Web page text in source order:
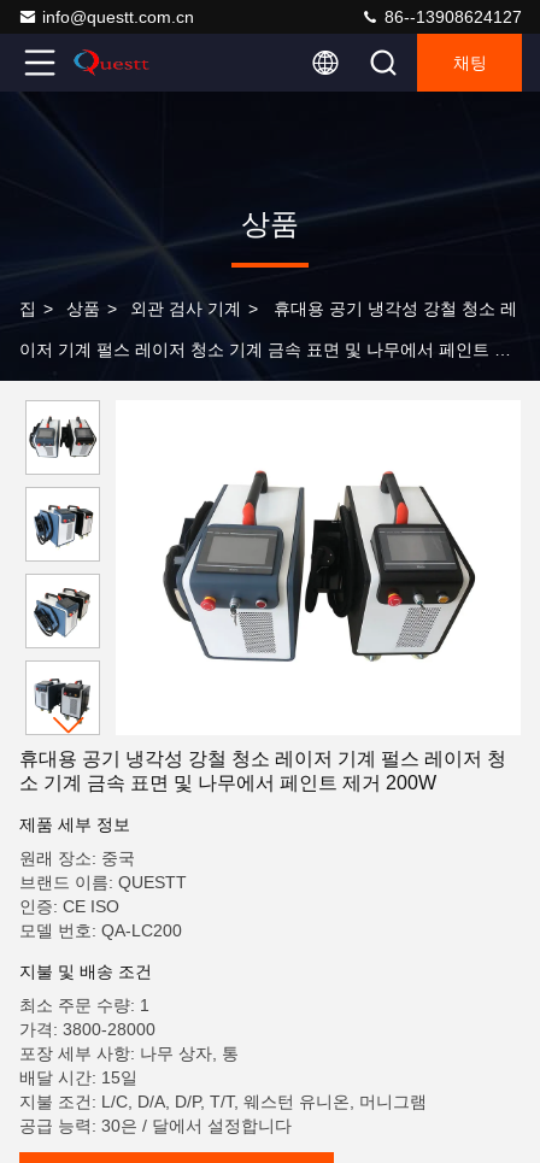
info@questt.com.cn 86--13908624127
채팅
상품
집 > 상품 > 외관 검사 기계 > 휴대용 공기 냉각성 강철 청소 레
이저 기계 펄스 레이저 청소 기계 금속 표면 및 나무에서 페인트 제
휴대용 공기 냉각성 강철 청소 레이저 기계 펄스 레이저 청
소 기계 금속 표면 및 나무에서 페인트 제거 200W
제품 세부 정보
원래 장소: 중국
브랜드 이름: QUESTT
인증: CE ISO
모델 번호: QA-LC200
지불 및 배송 조건
최소 주문 수량: 1
가격: 3800-28000
포장 세부 사항: 나무 상자, 통
배달 시간: 15일
지불 조건: L/C, D/A, D/P, T/T, 웨스턴 유니온, 머니그램
공급 능력: 30은 / 달에서 설정합니다